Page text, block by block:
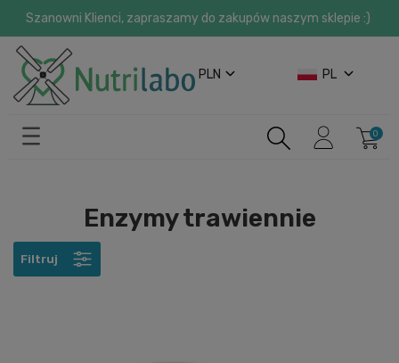
Szanowni Klienci, zapraszamy do zakupów naszym sklepie :)
PLN PL
Enzymy trawiennie
Filtruj